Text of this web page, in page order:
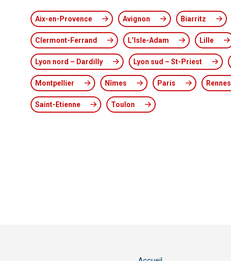
Aix-en-Provence Avignon Biarritz
Clermont-Ferrand L’Isle-Adam Lille
Lyon nord – Dardilly Lyon sud – St-Priest
Montpellier Nîmes Paris Rennes
Saint-Etienne Toulon